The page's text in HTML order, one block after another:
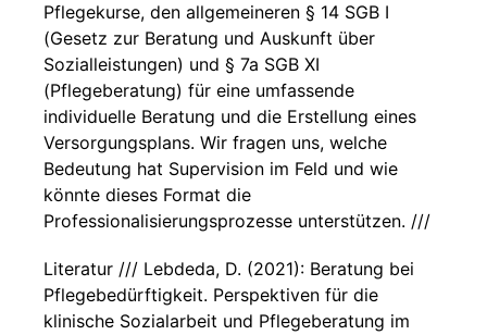
Pflegekurse, den allgemeineren § 14 SGB I
(Gesetz zur Beratung und Auskunft über
Sozialleistungen) und § 7a SGB XI
(Pflegeberatung) für eine umfassende
individuelle Beratung und die Erstellung eines
Versorgungsplans. Wir fragen uns, welche
Bedeutung hat Supervision im Feld und wie
könnte dieses Format die
Professionalisierungsprozesse unterstützen. ///
Literatur /// Lebdeda, D. (2021): Beratung bei
Pflegebedürftigkeit. Perspektiven für die
klinische Sozialarbeit und Pflegeberatung im